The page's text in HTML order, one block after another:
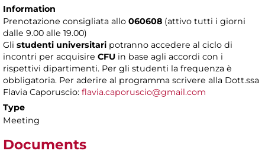
Information
Prenotazione consigliata allo 060608 (attivo tutti i giorni
dalle 9.00 alle 19.00)
Gli studenti universitari potranno accedere al ciclo di
incontri per acquisire CFU in base agli accordi con i
rispettivi dipartimenti. Per gli studenti la frequenza è
obbligatoria. Per aderire al programma scrivere alla Dott.ssa
Flavia Caporuscio: flavia.caporuscio@gmail.com
Type
Meeting
Documents